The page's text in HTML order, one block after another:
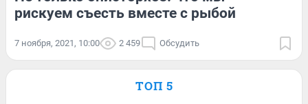
рискуем съесть вместе с рыбой
7 ноября, 2021, 10:00 2 459 Обсудить
ТОП 5